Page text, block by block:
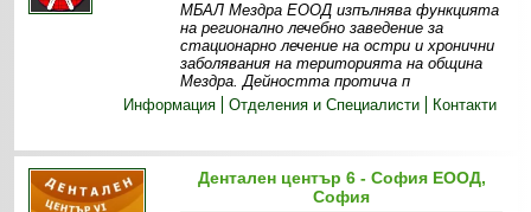
МБАЛ Мездра ЕООД изпълнява функцията
на регионално лечебно заведение за
стационарно лечение на остри и хронични
заболявания на територията на община
Мездра. Дейността протича п
Информация
Отделения и Специалисти Контакти
Дентален център 6 - София ЕООД,
София